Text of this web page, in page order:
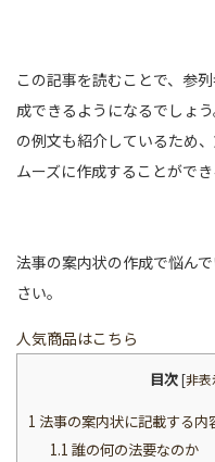
この記事を読むことで、参
成できるようになるでしょ
の例文も紹介しているため
ムーズに作成することができ
法事の案内状の作成で悩ん
さい。
人気商品はこちら
目次 [非表
1 法事の案内状に記載する内
1.1 誰の何の法要なのか